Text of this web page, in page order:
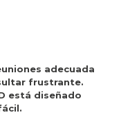
adecuada
frustrante.
está diseñado